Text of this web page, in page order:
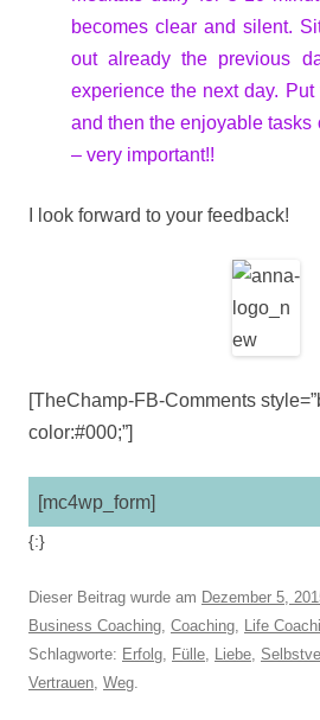
becomes clear and silent.
out already the previous
experience the next day.
and then the enjoyable tasks
– very important!!
I look forward to your feedback!
[TheChamp-FB-Comments
color:#000;”]
[mc4wp_form]
{:}
Dieser Beitrag wurde am Dezember 5,
Business Coaching, Coaching, Life
Schlagworte: Erfolg, Fülle, Liebe,
Vertrauen, Weg.